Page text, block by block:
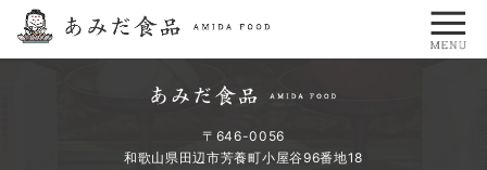
〒646-0056
和歌山県田辺市芳養町小屋谷96番地18